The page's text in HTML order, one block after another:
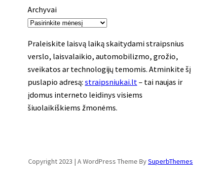
Archyvai
Praleiskite laisvą laiką skaitydami straipsnius
verslo, laisvalaikio, automobilizmo, grožio,
sveikatos ar technologijų temomis. Atminkite šį
puslapio adresą: straipsniukai.lt – tai naujas ir
įdomus interneto leidinys visiems
šiuolaikiškiems žmonėms.
Copyright 2023 | A WordPress Theme BySuperbThemes